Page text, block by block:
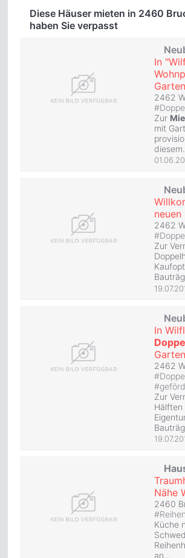
Diese Häuser mieten in 2460
haben Sie verpasst
In
2462
#
Zur
mit
neuen
2462
#
Zur
In
2462
#
#
Zur
Hälften
Nähe
2460
#
Küche
an...